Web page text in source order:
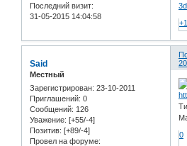
Последний визит:
31-05-2015 14:04:58
+1
Said
Местный
Зарегистрирован: 23-10-2011
Приглашений: 0
Сообщений: 126
Уважение: [+55/-4]
Позитив: [+89/-4]
Провел на форуме:
0